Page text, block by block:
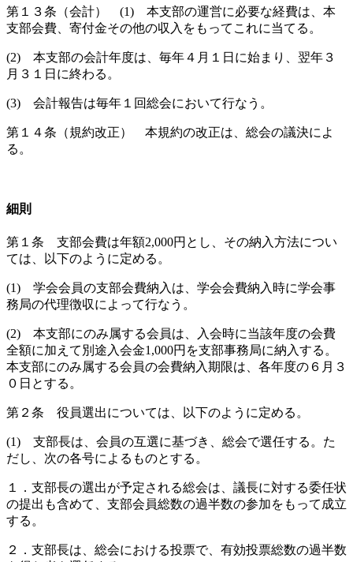
第１３条（会計） (1) 本支部の運営に必要な経費は、本
支部会費、寄付金その他の収入をもってこれに当てる。
(2) 本支部の会計年度は、毎年４月１日に始まり、翌年３
月３１日に終わる。
(3) 会計報告は毎年１回総会において行なう。
第１４条（規約改正） 本規約の改正は、総会の議決によ
る。
細則
第１条 支部会費は年額2,000円とし、その納入方法につい
ては、以下のように定める。
(1) 学会会員の支部会費納入は、学会会費納入時に学会事
務局の代理徴収によって行なう。
(2) 本支部にのみ属する会員は、入会時に当該年度の会費
全額に加えて別途入会金1,000円を支部事務局に納入する。
本支部にのみ属する会員の会費納入期限は、各年度の６月３
０日とする。
第２条 役員選出については、以下のように定める。
(1) 支部長は、会員の互選に基づき、総会で選任する。た
だし、次の各号によるものとする。
１．支部長の選出が予定される総会は、議長に対する委任状
の提出も含めて、支部会員総数の過半数の参加をもって成立
する。
２．支部長は、総会における投票で、有効投票総数の過半数